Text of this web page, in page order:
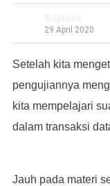
29 April 2020
Setelah kita
pengujiannya
kita mempelajari
dalam transaksi
Jauh pada materi